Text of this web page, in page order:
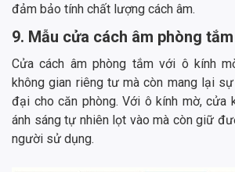
đảm bảo tính chất lượng cách âm.
9. Mẫu cửa cách âm phòng
Cửa cách âm phòng tắm với ô kính
không gian riêng tư mà còn mang lại
đại cho căn phòng. Với ô kính mờ, cửa
ánh sáng tự nhiên lọt vào mà còn giữ
người sử dụng.